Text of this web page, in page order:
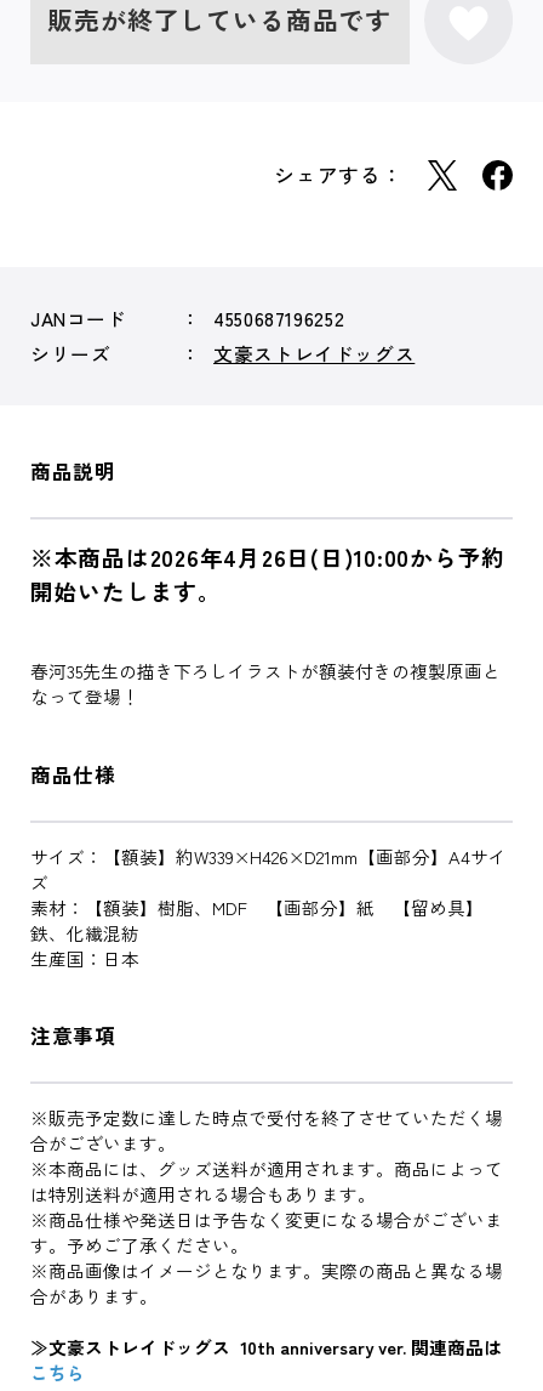
販売が終了している商品です
シェアする：
JANコード
4550687196252
シリーズ
文豪ストレイドッグス
商品説明
※本商品は2026年4月26日(日)10:00から予約
開始いたします。
春河35先生の描き下ろしイラストが額装付きの複製原画と
なって登場！
商品仕様
サイズ：【額装】約W339×H426×D21mm【画部分】A4サイ
ズ
素材：【額装】樹脂、MDF 【画部分】紙 【留め具】
鉄、化繊混紡
生産国：日本
注意事項
※販売予定数に達した時点で受付を終了させていただく場
合がございます。
※本商品には、グッズ送料が適用されます。商品によって
は特別送料が適用される場合もあります。
※商品仕様や発送日は予告なく変更になる場合がございま
す。予めご了承ください。
※商品画像はイメージとなります。実際の商品と異なる場
合があります。
≫文豪ストレイドッグス 10th anniversary ver. 関連商品は
こちら